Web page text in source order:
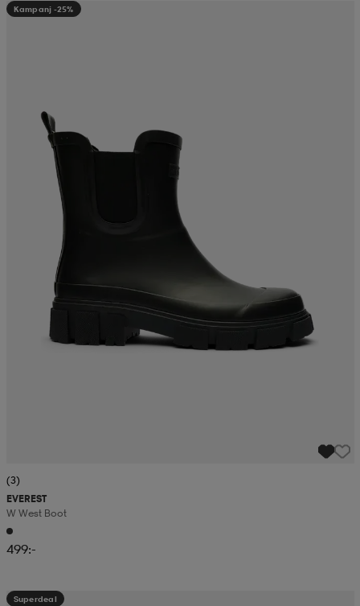
Kampanj -25%
(3)
EVEREST
W West Boot
499:-
Superdeal